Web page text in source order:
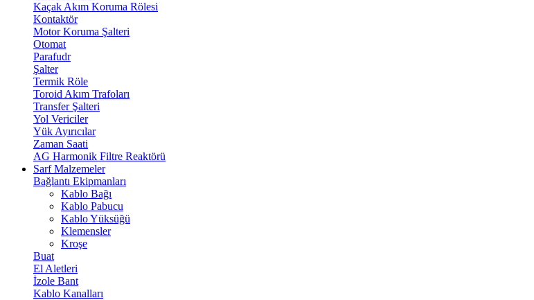
Kaçak Akım Koruma Rölesi
Kontaktör
Motor Koruma Şalteri
Otomat
Parafudr
Şalter
Termik Röle
Toroid Akım Trafoları
Transfer Şalteri
Yol Vericiler
Yük Ayırıcılar
Zaman Saati
AG Harmonik Filtre Reaktörü
Sarf Malzemeler
Bağlantı Ekipmanları
Kablo Bağı
Kablo Pabucu
Kablo Yüksüğü
Klemensler
Kroşe
Buat
El Aletleri
İzole Bant
Kablo Kanalları